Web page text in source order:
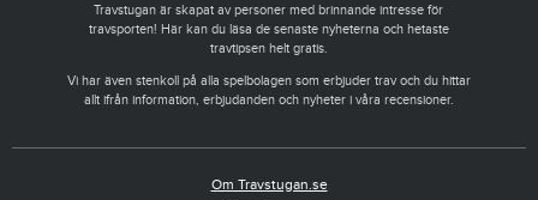
Travstugan är skapat av personer med brinnande intresse för
travsporten! Här kan du läsa de senaste nyheterna och hetaste
travtipsen helt gratis.
Vi har även stenkoll på alla spelbolagen som erbjuder trav och du hittar
allt ifrån information, erbjudanden och nyheter i våra recensioner.
Om Travstugan.se